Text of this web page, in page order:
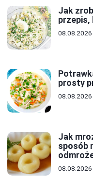
Jak
08.08.2026
prosty
08.08.2026
Jak
sposób
08.08.2026